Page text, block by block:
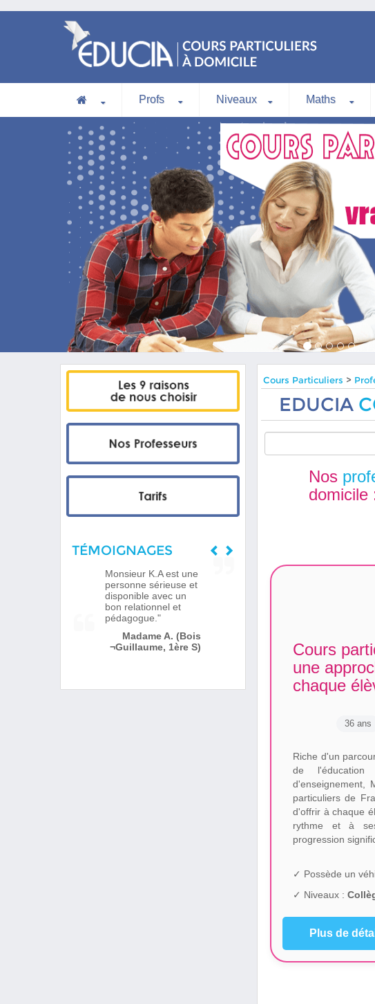
Profs Niveaux Maths
TÉMOIGNAGES
Monsieur K.A est une
personne sérieuse et
disponible avec un
bon relationnel et
pédagogue."
Madame A. (Bois
¬Guillaume, 1ère S)
Cours Particuliers >
EDUCIA
Nos
domicile
Cours
une
chaque
36 ans
Riche d'un
de
d'enseignement,
particuliers de
d'offrir à chaque
rythme et à
progression
✓ Possède un
✓ Niveaux :
Plus de